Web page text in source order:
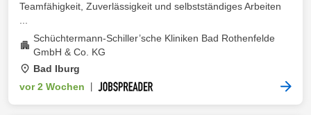
Teamfähigkeit, Zuverlässigkeit und selbstständiges Arbeiten
Schüchtermann-Schiller’sche Kliniken Bad Rothenfelde
GmbH & Co. KG
Bad Iburg
vor 2 Wochen